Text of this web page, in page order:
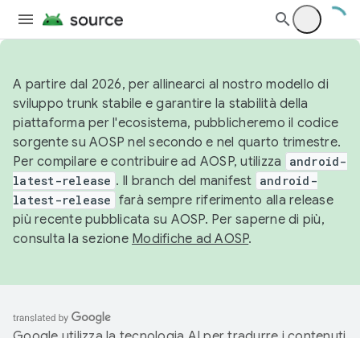
A partire dal 2026, per allinearci al nostro modello di
sviluppo trunk stabile e garantire la stabilità della
piattaforma per l'ecosistema, pubblicheremo il codice
sorgente su AOSP nel secondo e nel quarto trimestre.
Per compilare e contribuire ad AOSP, utilizza
android-
latest-release . Il branch del manifest android-
latest-release farà sempre riferimento alla release
più recente pubblicata su AOSP. Per saperne di più,
consulta la sezione Modifiche ad AOSP.